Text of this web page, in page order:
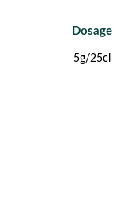
Dosage
5g/25cl